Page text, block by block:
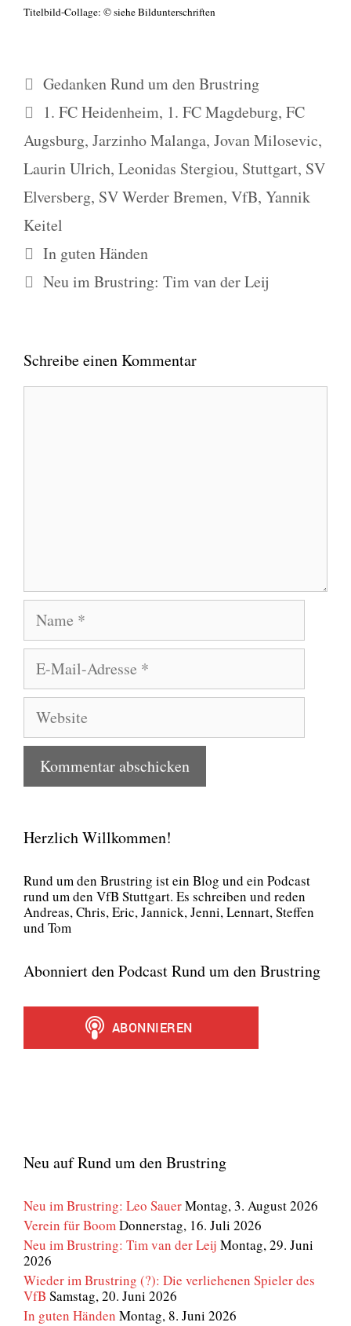
Titel­bild-Col­la­ge: © sie­he Bild­un­ter­schrif­ten
Kategorien
Gedanken Rund um den Brustring
Schlagwörter
1. FC Heidenheim, 1. FC Magdeburg, FC
Augsburg, Jarzinho Malanga, Jovan Milosevic,
Laurin Ulrich, Leonidas Stergiou, Stuttgart, SV
Elversberg, SV Werder Bremen, VfB, Yannik
Keitel
In guten Händen
Neu im Brustring: Tim van der Leij
Schreibe einen Kommentar
Kommentar
Name
E-
Mail-
Adresse
Website
Herzlich Willkommen!
Rund um den Brust­ring ist ein Blog und ein Pod­cast
rund um den VfB Stutt­gart. Es schrei­ben und reden
Andre­as, Chris, Eric, Jan­nick, Jen­ni, Lenn­art, Stef­fen
und Tom
Abonniert den Podcast Rund um den Brustring
Neu auf Rund um den Brustring
Neu im Brustring: Leo SauerMontag, 3. August 2026
Verein für Boom Donnerstag, 16. Juli 2026
Neu im Brustring: Tim van der Leij Montag, 29. Juni
2026
Wieder im Brustring (?): Die verliehenen Spieler des
VfB Samstag, 20. Juni 2026
In guten Händen Montag, 8. Juni 2026